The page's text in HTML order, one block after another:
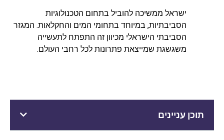
ישראל ממשיכה להוביל בתחום הטכנולוגיות
הסביבתיות, במיוחד בתחומי המים והחקלאות. המגזר
הסביבתי הישראלי מכיוון זה התפתח לתעשייה
משגשגת שמייצאת פתרונות לכל רחבי העולם.
תוכן עניינים